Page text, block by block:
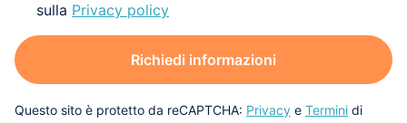
sulla Privacy policy
Richiedi informazioni
Questo sito è protetto da reCAPTCHA: Privacy e Termini di